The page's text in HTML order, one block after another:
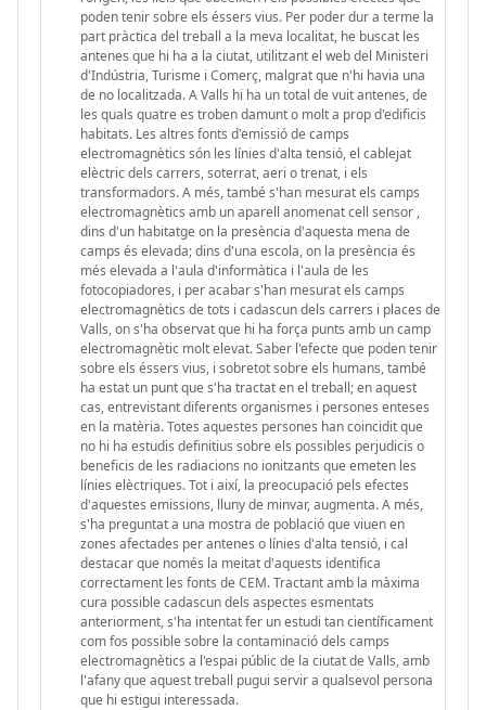
poden tenir sobre els éssers vius. Per poder dur a terme la
part pràctica del treball a la meva localitat, he buscat les
antenes que hi ha a la ciutat, utilitzant el web del Ministeri
d'Indústria, Turisme i Comerç, malgrat que n'hi havia una
de no localitzada. A Valls hi ha un total de vuit antenes, de
les quals quatre es troben damunt o molt a prop d'edificis
habitats. Les altres fonts d'emissió de camps
electromagnètics són les línies d'alta tensió, el cablejat
elèctric dels carrers, soterrat, aeri o trenat, i els
transformadors. A més, també s'han mesurat els camps
electromagnètics amb un aparell anomenat cell sensor ,
dins d'un habitatge on la presència d'aquesta mena de
camps és elevada; dins d'una escola, on la presència és
més elevada a l'aula d'informàtica i l'aula de les
fotocopiadores, i per acabar s'han mesurat els camps
electromagnètics de tots i cadascun dels carrers i places de
Valls, on s'ha observat que hi ha força punts amb un camp
electromagnètic molt elevat. Saber l'efecte que poden tenir
sobre els éssers vius, i sobretot sobre els humans, també
ha estat un punt que s'ha tractat en el treball; en aquest
cas, entrevistant diferents organismes i persones enteses
en la matèria. Totes aquestes persones han coincidit que
no hi ha estudis definitius sobre els possibles perjudicis o
beneficis de les radiacions no ionitzants que emeten les
línies elèctriques. Tot i així, la preocupació pels efectes
d'aquestes emissions, lluny de minvar, augmenta. A més,
s'ha preguntat a una mostra de població que viuen en
zones afectades per antenes o línies d'alta tensió, i cal
destacar que només la meitat d'aquests identifica
correctament les fonts de CEM. Tractant amb la màxima
cura possible cadascun dels aspectes esmentats
anteriorment, s'ha intentat fer un estudi tan científicament
com fos possible sobre la contaminació dels camps
electromagnètics a l'espai públic de la ciutat de Valls, amb
l'afany que aquest treball pugui servir a qualsevol persona
que hi estigui interessada.